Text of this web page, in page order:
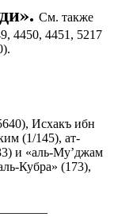
См. также
4450, 4451, 5217
Исхакъ ибн
(1/145), ат-
и «аль-Му’джам
Кубра» (173),